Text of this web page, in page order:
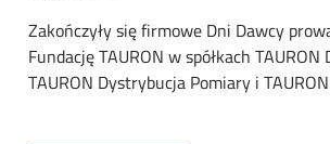
Zakończyły się firmowe Dni Dawcy
Fundację TAURON w spółkach
TAURON Dystrybucja Pomiary i